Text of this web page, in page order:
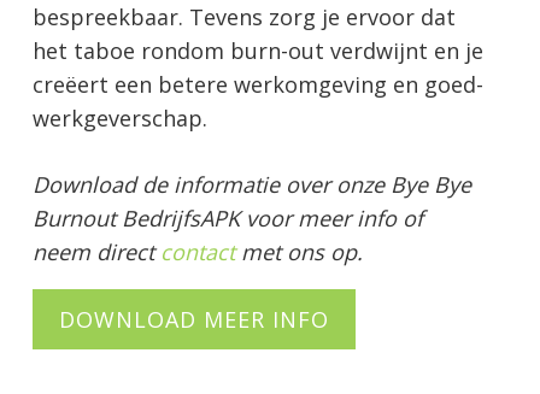
bespreekbaar. Tevens zorg je ervoor dat
het taboe rondom burn-out verdwijnt en je
creëert een betere werkomgeving en goed-
werkgeverschap.
Download de informatie over onze Bye Bye
Burnout BedrijfsAPK voor meer info of
neem directcontactmet ons op.
DOWNLOAD MEER INFO